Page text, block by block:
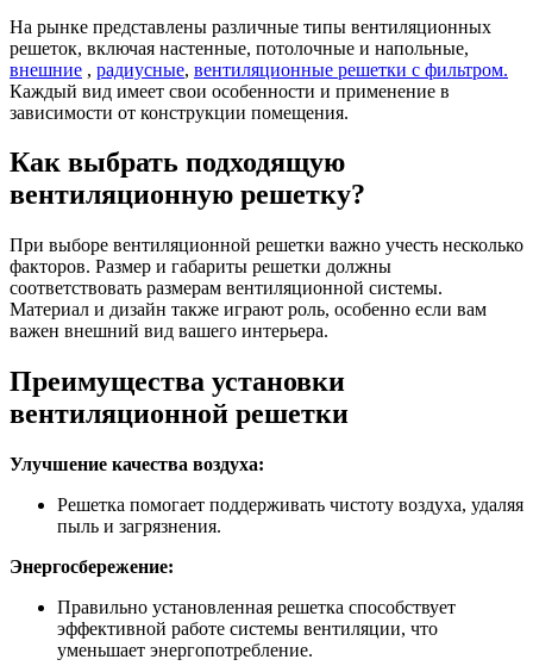
На рынке представлены различные типы вентиляционных
решеток, включая настенные, потолочные и напольные,
внешние , радиусные, вентиляционные решетки с фильтром.
Каждый вид имеет свои особенности и применение в
зависимости от конструкции помещения.
Как выбрать подходящую
вентиляционную решетку?
При выборе вентиляционной решетки важно учесть несколько
факторов. Размер и габариты решетки должны
соответствовать размерам вентиляционной системы.
Материал и дизайн также играют роль, особенно если вам
важен внешний вид вашего интерьера.
Преимущества установки
вентиляционной решетки
Улучшение качества воздуха:
Решетка помогает поддерживать чистоту воздуха, удаляя
пыль и загрязнения.
Энергосбережение:
Правильно установленная решетка способствует
эффективной работе системы вентиляции, что
уменьшает энергопотребление.